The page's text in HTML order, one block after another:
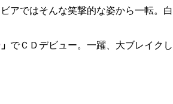
アではそんな笑撃的な姿から一転。白
」 でＣＤデビュー。一躍、大ブレイクし